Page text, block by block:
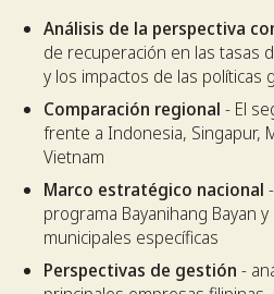
Análisis de la perspectiva
de recuperación en las tasas
y los impactos de las políticas
Comparación regional - El
frente a Indonesia, Singapur,
Vietnam
Marco estratégico nacional
programa Bayanihang Bayan
municipales específicas
Perspectivas de gestión -